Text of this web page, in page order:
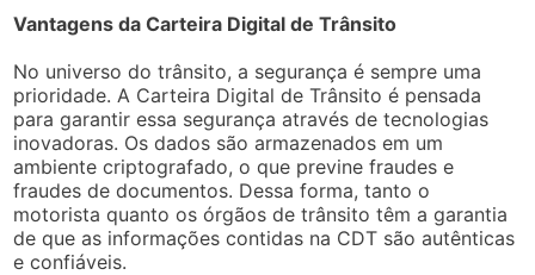
Vantagens da Carteira Digital de Trânsito
No universo do trânsito, a segurança é sempre uma
prioridade. A Carteira Digital de Trânsito é pensada
para garantir essa segurança através de tecnologias
inovadoras. Os dados são armazenados em um
ambiente criptografado, o que previne fraudes e
fraudes de documentos. Dessa forma, tanto o
motorista quanto os órgãos de trânsito têm a garantia
de que as informações contidas na CDT são autênticas
e confiáveis.